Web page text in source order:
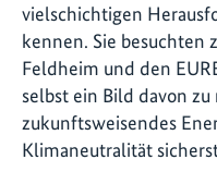
vielschichtigen
kennen. Sie besuchten
Feldheim und den
selbst ein Bild davon
zukunftsweisendes
Klimaneutralität